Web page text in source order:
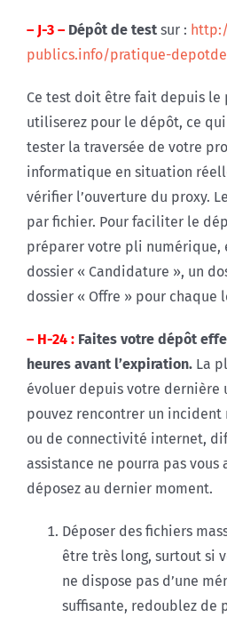
– J-3 – Dépôt de test sur :
publics.info/pratique-
Ce test doit être fait depuis le
utiliserez pour le dépôt, ce
tester la traversée de votre
informatique en situation
vérifier l’ouverture du proxy.
par fichier. Pour faciliter le
préparer votre pli numérique,
dossier « Candidature », un
dossier « Offre » pour chaque
– H-24 : Faites votre dépôt
heures avant l’expiration. La
évoluer depuis votre dernière
pouvez rencontrer un
ou de connectivité internet,
assistance ne pourra pas vous
déposez au dernier moment.
Déposer des fichiers
être très long, surtout si
ne dispose pas d’une
suffisante, redoublez de